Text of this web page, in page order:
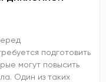
подготовить
могут повысить
Один из таких